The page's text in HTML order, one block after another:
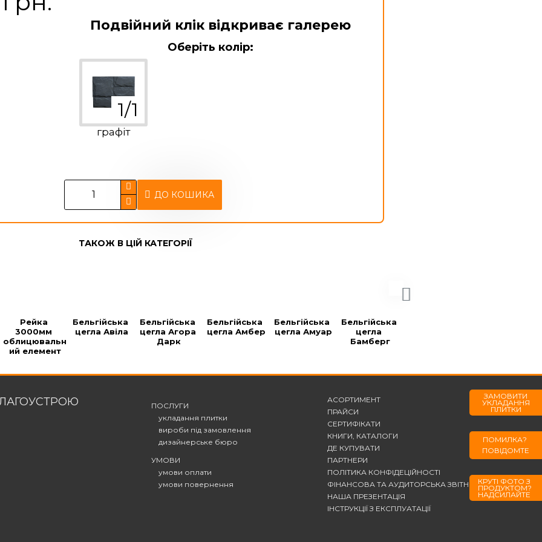
ДО КОШИКА
Подвійний клік відкриває галерею
Оберіть колір:
графіт
ТАКОЖ В ЦІЙ КАТЕГОРІЇ
Рейка
3000мм
облицювальн
ий елемент
Бельгійська
цегла Авіла
Бельгійська
цегла Агора
Дарк
Бельгійська
цегла Амбер
Бельгійська
цегла Амуар
Бельгійська
цегла
Бамберг
ПОСЛУГИ
укладання плитки
вироби під замовлення
дизайнерське бюро
УМОВИ
умови оплати
умови повернення
АСОРТИМЕНТ
ПРАЙСИ
СЕРТИФІКАТИ
КНИГИ, КАТАЛОГИ
ДЕ КУПУВАТИ
ПАРТНЕРИ
ПОЛІТИКА КОНФІДЕЦІЙНОСТІ
ФІНАНСОВА ТА АУДИТОРСЬКА ЗВІТНІСТЬ
НАША ПРЕЗЕНТАЦІЯ
ІНСТРУКЦІЇ З ЕКСПЛУАТАЦІЇ
ЗАМОВИТИ
УКЛАДАННЯ
ПЛИТКИ
ПОМИЛКА?
ПОВІДОМТЕ
КРУТІ ФОТО З
ПРОДУКТОМ?
НАДСИЛАЙТЕ